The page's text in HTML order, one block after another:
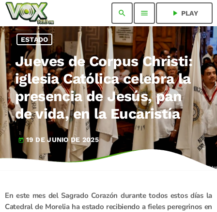
search menu play_arrow PLAY
ESTADO
Jueves de Corpus Christi:
iglesia Católica celebra la
presencia de Jesús, pan
de vida, en la Eucaristía
today 19 DE JUNIO DE 2025
En este mes del Sagrado Corazón durante todos estos días la
Catedral de Morelia ha estado recibiendo a fieles peregrinos en